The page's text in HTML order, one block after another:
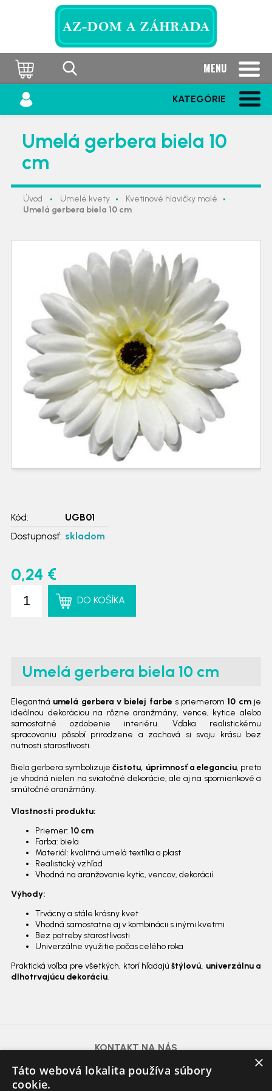
MENU
KATEGÓRIE
Umelá gerbera biela 10
cm
Úvod Umelé kvety
Kvetinové hlavičky malé
Umelá gerbera biela 10 cm
Kód:
UGB01
Dostupnosť: skladom
0,24 €
DO KOŠÍKA
Umelá gerbera biela 10 cm
Elegantná umelá gerbera v bielej farbe s priemerom 10 cmje
ideálnou dekoráciou na rôzne aranžmány, vence, kytice alebo
samostatné ozdobenie interiéru. Vďaka realistickému
spracovaniu pôsobí prirodzene a zachová si svoju krásu bez
nutnosti starostlivosti.
Biela gerbera symbolizuječistotu, úprimnosť a eleganciu, preto
je vhodná nielen na sviatočné dekorácie, ale aj na spomienkové a
smútočné aranžmány.
Vlastnosti produktu:
Priemer: 10 cm
Farba: biela
Materiál: kvalitná umelá textília a plast
Realistický vzhľad
Vhodná na aranžovanie kytíc, vencov, dekorácií
Výhody:
Trvácny a stále krásny kvet
Vhodná samostatne aj v kombinácii s inými kvetmi
Bez potreby starostlivosti
Univerzálne využitie počas celého roka
Praktická voľba pre všetkých, ktorí hľadajúštýlovú, univerzálnu a
dlhotrvajúcu dekoráciu.
KONTAKT NA NÁS
azdomazahrada@gmail.com
Voda, Plyn, Kúrenie, Poklopy:0915 625 310
×
Táto webová lokalita používa súbory
cookie.